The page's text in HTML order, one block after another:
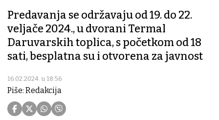
Predavanja se održavaju od 19. do 22.
veljače 2024., u dvorani Termal
Daruvarskih toplica, s početkom od 18
sati, besplatna su i otvorena za javnost
16.02.2024. u 18:56
Piše: Redakcija